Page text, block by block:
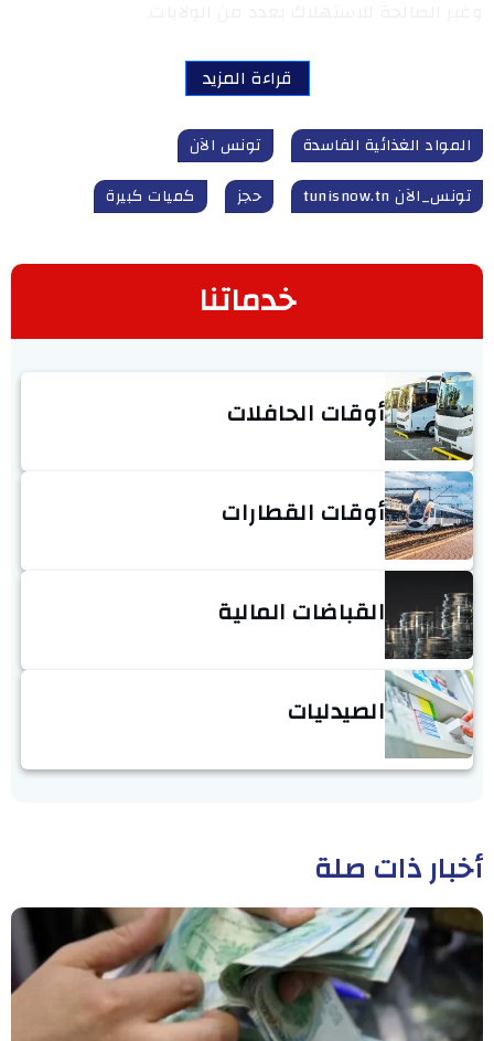
قراءة المزيد
المواد الغذائية الفاسدة
تونس الآن
تونس_الآن tunisnow.tn
حجز كميات كبيرة
خدماتنا
أوقات الحافلات
أوقات القطارات
القباضات المالية
الصيدليات
أخبار ذات صلة